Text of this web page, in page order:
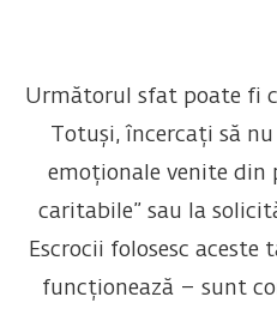
Următorul sfat poate fi
Totuși, încercați să
emoționale venite din
caritabile” sau la
Escrocii folosesc
funcționează – sunt